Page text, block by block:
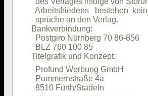
Arbeitsfriedens   bestehen
  sprüche an den Verlag.
Bankverbindung:
Postgiro Nürnberg 70 86-
  BLZ 760 100 85
Profund Werbung
  Pommernstraße 4a